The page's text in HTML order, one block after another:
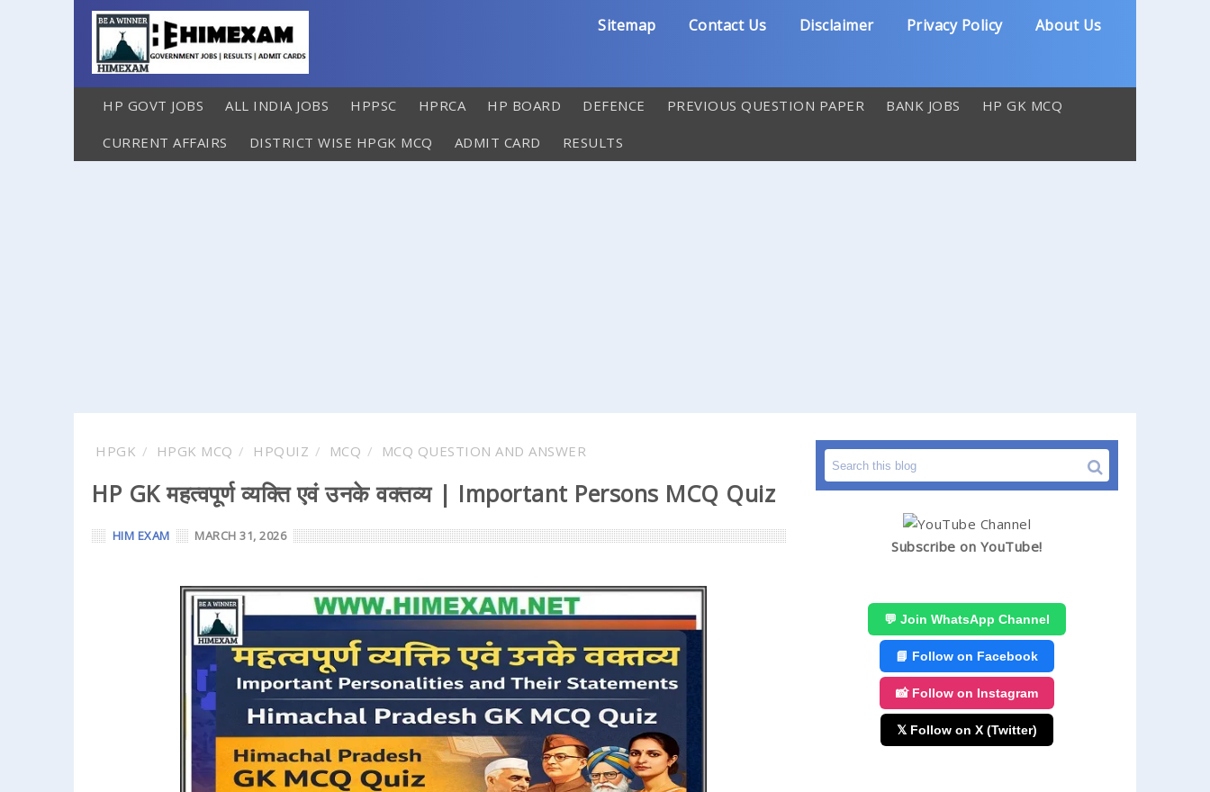
Sitemap Contact Us Disclaimer Privacy Policy About Us
HP GOVT JOBS ALL INDIA JOBS HPPSC HPRCA HP BOARD DEFENCE PREVIOUS QUESTION PAPER BANK JOBS HP GK MCQ
CURRENT AFFAIRS DISTRICT WISE HPGK MCQ ADMIT CARD RESULTS
HPGK HPGK MCQ HPQUIZ MCQ MCQ QUESTION AND ANSWER
HP GK महत्वपूर्ण व्यक्ति एवं उनके वक्तव्य | Important Persons MCQ Quiz
HIM EXAM MARCH 31, 2026
Subscribe on YouTube!
💬 Join WhatsApp Channel
📘 Follow on Facebook
📸 Follow on Instagram
𝕏 Follow on X (Twitter)